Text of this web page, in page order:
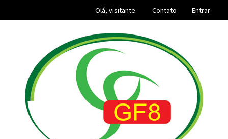
Olá, visitante. Contato Entrar